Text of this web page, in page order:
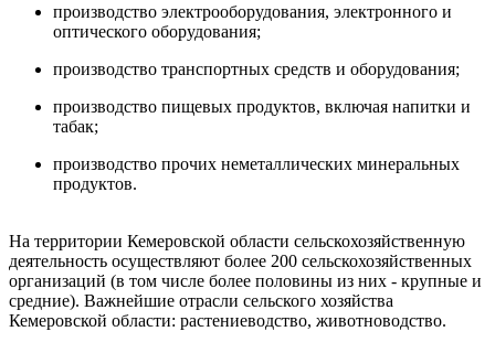
производство электрооборудования, электронного и
оптического оборудования;
производство транспортных средств и оборудования;
производство пищевых продуктов, включая напитки и
табак;
производство прочих неметаллических минеральных
продуктов.
На территории Кемеровской области сельскохозяйственную
деятельность осуществляют более 200 сельскохозяйственных
организаций (в том числе более половины из них - крупные и
средние). Важнейшие отрасли сельского хозяйства
Кемеровской области: растениеводство, животноводство.